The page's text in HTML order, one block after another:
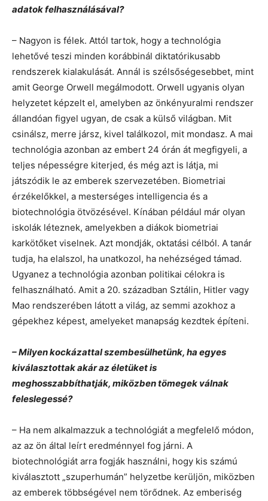
adatok felhasználásával?
– Nagyon is félek. Attól tartok, hogy a technológia
lehetővé teszi minden korábbinál diktatórikusabb
rendszerek kialakulását. Annál is szélsőségesebbet, mint
amit George Orwell megálmodott. Orwell ugyanis olyan
helyzetet képzelt el, amelyben az önkényuralmi rendszer
állandóan figyel ugyan, de csak a külső világban. Mit
csinálsz, merre jársz, kivel találkozol, mit mondasz. A mai
technológia azonban az embert 24 órán át megfigyeli, a
teljes népességre kiterjed, és még azt is látja, mi
játszódik le az emberek szervezetében. Biometriai
érzékelőkkel, a mesterséges intelligencia és a
biotechnológia ötvözésével. Kínában például már olyan
iskolák léteznek, amelyekben a diákok biometriai
karkötőket viselnek. Azt mondják, oktatási célból. A tanár
tudja, ha elalszol, ha unatkozol, ha nehézséged támad.
Ugyanez a technológia azonban politikai célokra is
felhasználható. Amit a 20. században Sztálin, Hitler vagy
Mao rendszerében látott a világ, az semmi azokhoz a
gépekhez képest, amelyeket manapság kezdtek építeni.
– Milyen kockázattal szembesülhetünk, ha egyes
kiválasztottak akár az életüket is
meghosszabbíthatják, miközben tömegek válnak
feleslegessé?
– Ha nem alkalmazzuk a technológiát a megfelelő módon,
az az ön által leírt eredménnyel fog járni. A
biotechnológiát arra fogják használni, hogy kis számú
kiválasztott „szuperhumán” helyzetbe kerüljön, miközben
az emberek többségével nem törődnek. Az emberiség